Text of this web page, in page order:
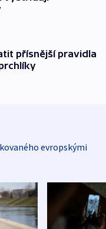
přísnější pravidla
evropskými